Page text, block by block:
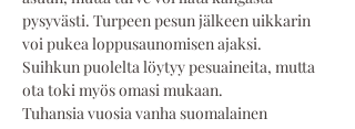
pysyvästi. Turpeen pesun jälkeen uikkarin
voi pukea loppusaunomisen ajaksi.
Suihkun puolelta löytyy pesuaineita, mutta
ota toki myös omasi mukaan.
Tuhansia vuosia vanha suomalainen